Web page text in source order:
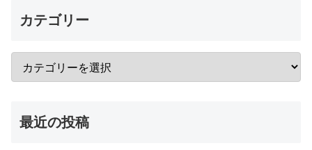
カテゴリー
最近の投稿